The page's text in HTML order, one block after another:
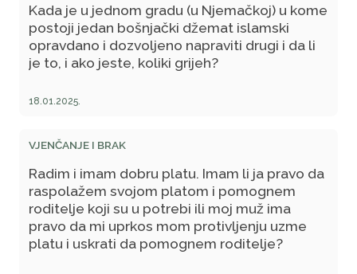
Kada je u jednom gradu (u Njemačkoj) u kome
postoji jedan bošnjački džemat islamski
opravdano i dozvoljeno napraviti drugi i da li
je to, i ako jeste, koliki grijeh?
18.01.2025.
VJENČANJE I BRAK
Radim i imam dobru platu. Imam li ja pravo da
raspolažem svojom platom i pomognem
roditelje koji su u potrebi ili moj muž ima
pravo da mi uprkos mom protivljenju uzme
platu i uskrati da pomognem roditelje?